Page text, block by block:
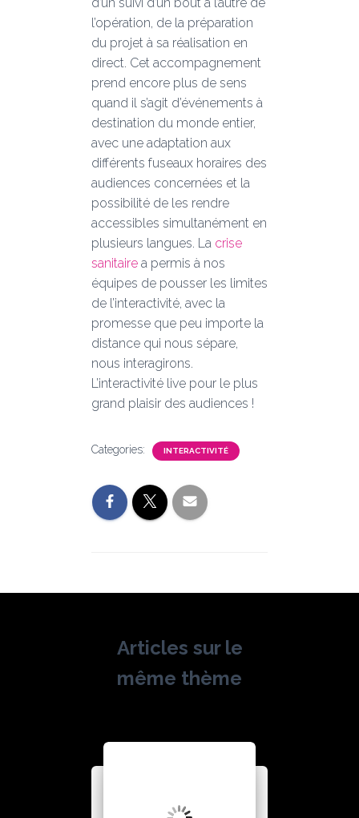
l’opération, de la préparation
du projet à sa réalisation en
direct. Cet accompagnement
prend encore plus de sens
quand il s’agit d’événements à
destination du monde entier,
avec une adaptation aux
différents fuseaux horaires des
audiences concernées et la
possibilité de les rendre
accessibles simultanément en
plusieurs langues. La crise
sanitaire a permis à nos
équipes de pousser les limites
de l’interactivité, avec la
promesse que peu importe la
distance qui nous sépare,
nous interagirons.
L’interactivité live pour le plus
grand plaisir des audiences !
Categories: INTERACTIVITÉ
Articles sur le
même thème